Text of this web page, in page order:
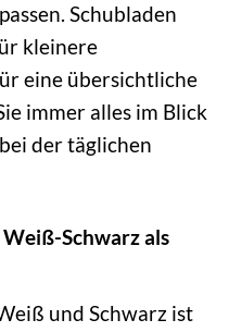
Schubladen
kleinere
eine übersichtliche
immer alles im Blick
der täglichen
Schwarz als
und Schwarz ist